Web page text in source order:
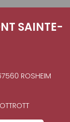
SAINTE-
ROSHEIM